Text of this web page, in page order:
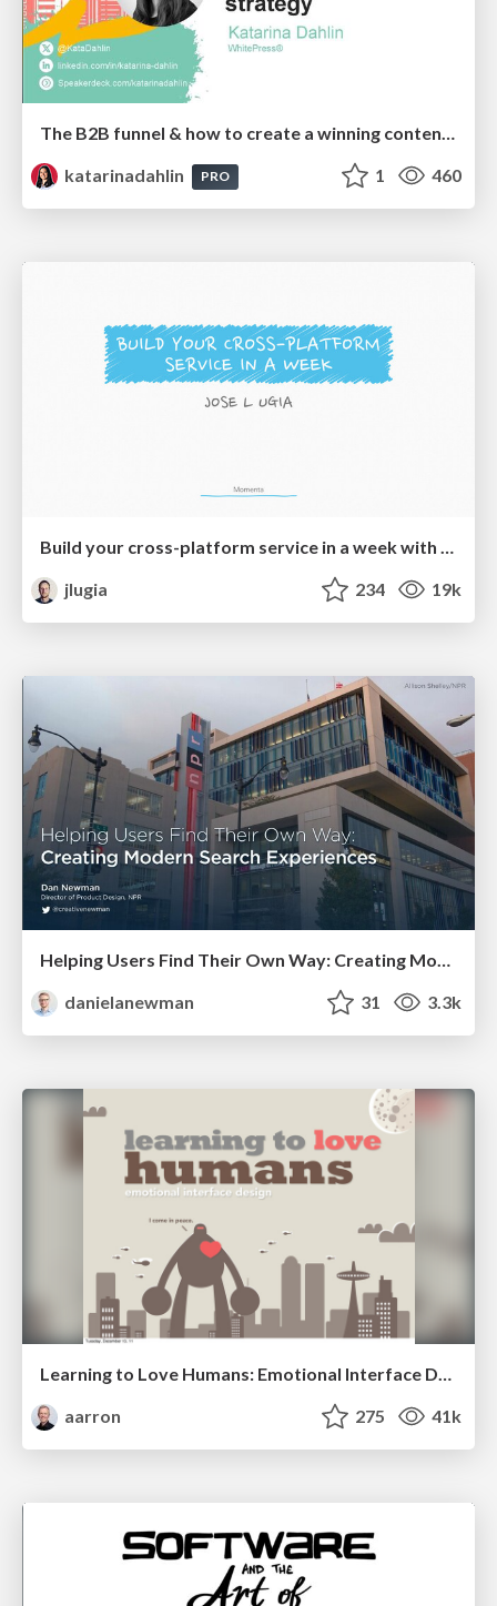
The B2B funnel & how to create a winning content strategy
katarinadahlin
PRO 1 460
Build your cross-platform service in a week with App Engine
jlugia
234 19k
Helping Users Find Their Own Way: Creating Modern Search Experiences
danielanewman
31 3.3k
aarron
275 41k